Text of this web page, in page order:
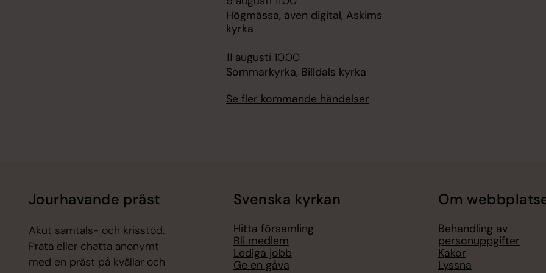
Högmässa, även digital, Askims
kyrka
11 augusti 10.00
Sommarkyrka, Billdals kyrka
Se fler kommande händelser
Jourhavande präst
Akut samtals- och krisstöd.
Prata eller chatta anonymt
med en präst på kvällar och
Svenska kyrkan
Hitta församling
Bli medlem
Lediga jobb
Ge en gåva
Om
Behandling av
personuppgifter
Kakor
Lyssna